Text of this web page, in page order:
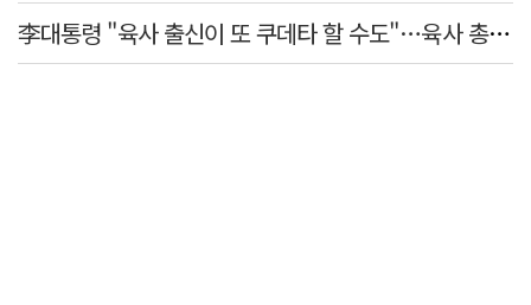
李대통령 "육사 출신이 또 쿠데타 할 수도"…육사 총동창회 "정치적 보복"